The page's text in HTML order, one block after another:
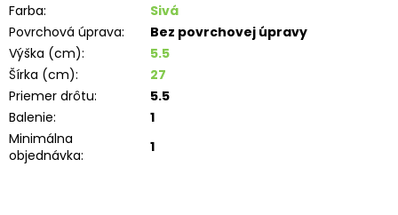
Farba:
Sivá
Povrchová úprava:
Bez povrchovej úpravy
Výška (cm):
5.5
Šírka (cm):
27
Priemer drôtu:
5.5
Balenie:
1
Minimálna
objednávka: 1